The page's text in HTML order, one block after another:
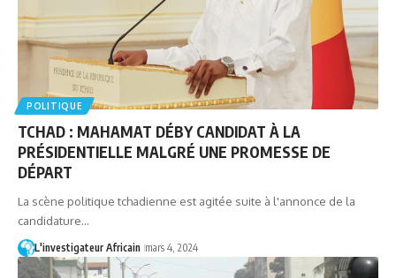
POLITIQUE
TCHAD : MAHAMAT DÉBY CANDIDAT À LA
PRÉSIDENTIELLE MALGRÉ UNE PROMESSE DE
DÉPART
La scène politique tchadienne est agitée suite à l'annonce de la
candidature…
L'investigateur Africain mars 4, 2024